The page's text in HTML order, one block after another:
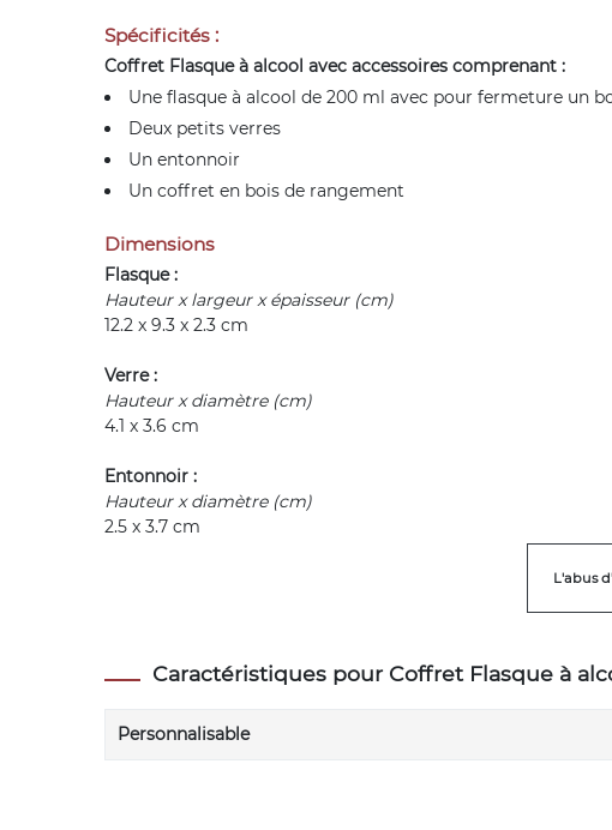
Spécificités :
Coffret Flasque à alcool avec accessoires comprenant :
Une flasque à alcool de 200 ml avec pour fermeture un
Deux petits verres
Un entonnoir
Un coffret en bois de rangement
Dimensions
Flasque :
Hauteur x largeur x épaisseur (cm)
12.2 x 9.3 x 2.3 cm
Verre :
Hauteur x diamètre (cm)
4.1 x 3.6 cm
Entonnoir :
Hauteur x diamètre (cm)
2.5 x 3.7 cm
L'abus
Caractéristiques pour Coffret Flasque à
Personnalisable